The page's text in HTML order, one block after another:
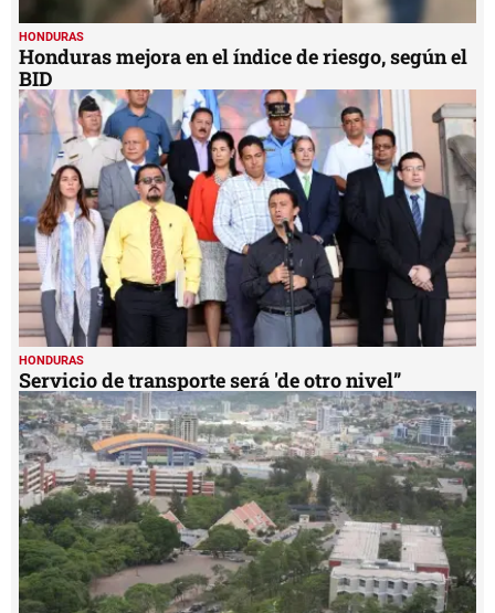
HONDURAS
Honduras mejora en el índice de riesgo, según el
BID
HONDURAS
Servicio de transporte será 'de otro nivel”